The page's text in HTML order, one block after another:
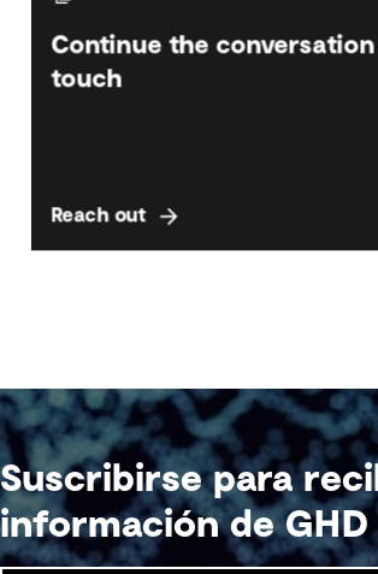
Suscribirse para
información de GHD